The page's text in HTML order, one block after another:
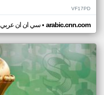
VF17PD
سي ان ان عربي• arabic.cnn.com